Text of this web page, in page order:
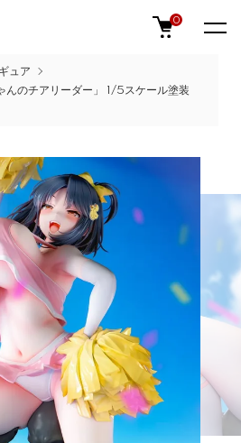
0
ュア
のチアリーダー」 1/5スケール塗装